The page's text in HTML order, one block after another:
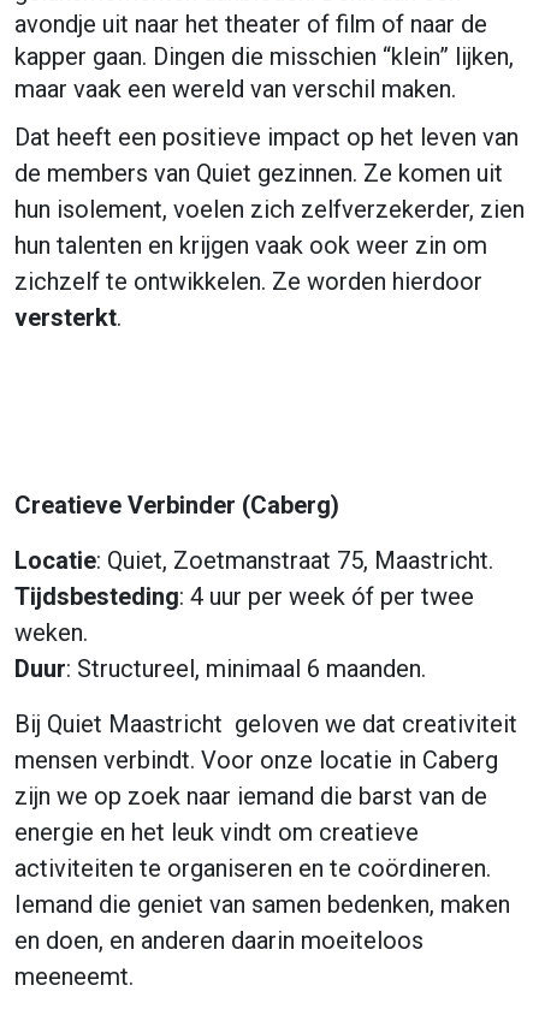
avondje uit naar het theater of film of naar de
kapper gaan. Dingen die misschien “klein” lijken,
maar vaak een wereld van verschil maken.
Dat heeft een positieve impact op het leven van
de members van Quiet gezinnen. Ze komen uit
hun isolement, voelen zich zelfverzekerder, zien
hun talenten en krijgen vaak ook weer zin om
zichzelf te ontwikkelen. Ze worden hierdoor
versterkt.
Creatieve Verbinder (Caberg)
Locatie: Quiet, Zoetmanstraat 75, Maastricht.
Tijdsbesteding: 4 uur per week óf per twee
weken.
Duur: Structureel, minimaal 6 maanden.
Bij Quiet Maastricht geloven we dat creativiteit
mensen verbindt. Voor onze locatie in Caberg
zijn we op zoek naar iemand die barst van de
energie en het leuk vindt om creatieve
activiteiten te organiseren en te coördineren.
Iemand die geniet van samen bedenken, maken
en doen, en anderen daarin moeiteloos
meeneemt.